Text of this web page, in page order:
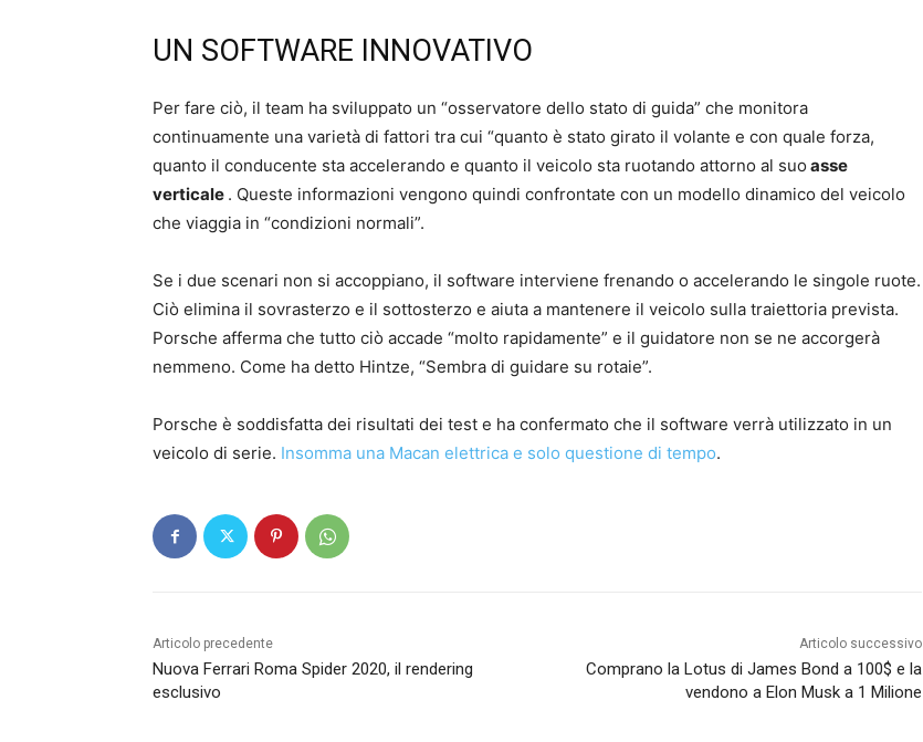
UN SOFTWARE INNOVATIVO
Per fare ciò, il team ha sviluppato un “osservatore dello stato di guida” che monitora
continuamente una varietà di fattori tra cui “quanto è stato girato il volante e con quale forza,
quanto il conducente sta accelerando e quanto il veicolo sta ruotando attorno al suo asse
verticale . Queste informazioni vengono quindi confrontate con un modello dinamico del veicolo
che viaggia in “condizioni normali”.
Se i due scenari non si accoppiano, il software interviene frenando o accelerando le singole ruote.
Ciò elimina il sovrasterzo e il sottosterzo e aiuta a mantenere il veicolo sulla traiettoria prevista.
Porsche afferma che tutto ciò accade “molto rapidamente” e il guidatore non se ne accorgerà
nemmeno. Come ha detto Hintze, “Sembra di guidare su rotaie”.
Porsche è soddisfatta dei risultati dei test e ha confermato che il software verrà utilizzato in un
veicolo di serie. Insomma una Macan elettrica e solo questione di tempo.
Articolo precedente
Nuova Ferrari Roma Spider 2020, il rendering
esclusivo
Articolo successivo
Comprano la Lotus di James Bond a 100$ e la
vendono a Elon Musk a 1 Milione